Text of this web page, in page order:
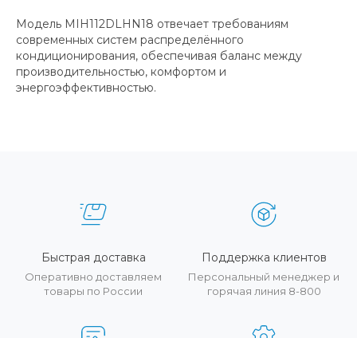
Модель MIH112DLHN18 отвечает требованиям
современных систем распределённого
кондиционирования, обеспечивая баланс между
производительностью, комфортом и
энергоэффективностью.
Быстрая доставка
Оперативно доставляем
товары по России
Поддержка клиентов
Персональный менеджер и
горячая линия 8-800